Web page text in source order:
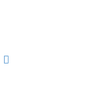
Поиск